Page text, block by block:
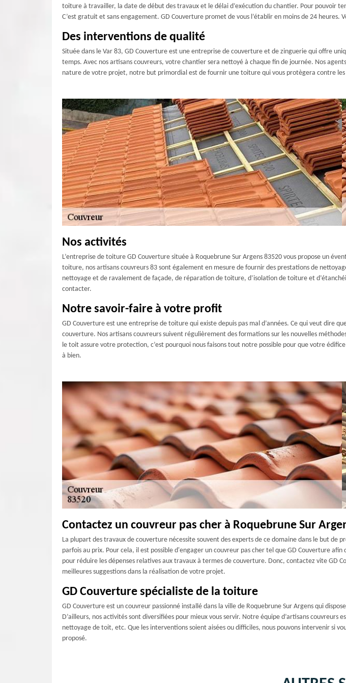
toiture à travailler, la date de début des travaux et le délai d’exécution du chantier. Pour pouvoir
C’est gratuit et sans engagement. GD Couverture promet de vous l’établir en moins de 24 heures.
Des interventions de qualité
Située dans le Var 83, GD Couverture est une entreprise de couverture et de zinguerie qui offre
temps. Avec nos artisans couvreurs, votre chantier sera nettoyé à chaque fin de journée. Nos
nature de votre projet, notre but primordial est de fournir une toiture qui vous protègera contre
Nos activités
L’entreprise de toiture GD Couverture située à Roquebrune Sur Argens 83520 vous propose un
toiture, nos artisans couvreurs 83 sont également en mesure de fournir des prestations de
nettoyage et de ravalement de façade, de réparation de toiture, d’isolation de toiture et
contacter.
Notre savoir-faire à votre profit
GD Couverture est une entreprise de toiture qui existe depuis pas mal d’années. Ce qui veut dire
couverture. Nos artisans couvreurs suivent régulièrement des formations sur les nouvelles
le toit assure votre protection, c’est pourquoi nous faisons tout notre possible pour que votre
à bien.
Contactez un couvreur pas cher à Roquebrune Sur
La plupart des travaux de couverture nécessite souvent des experts de ce domaine dans le but
parfois au prix. Pour cela, il est possible d'engager un couvreur pas cher tel que GD Couverture
pour réduire les dépenses relatives aux travaux à termes de couverture. Donc, contactez vite GD
meilleures suggestions dans la réalisation de votre projet.
GD Couverture spécialiste de la toiture
GD Couverture est un couvreur passionné installé dans la ville de Roquebrune Sur Argens qui
D’ailleurs, nos activités sont diversifiées pour mieux vous servir. Notre équipe d’artisans
nettoyage de toit, etc. Que les interventions soient aisées ou difficiles, nous pouvons intervenir si
proposé.